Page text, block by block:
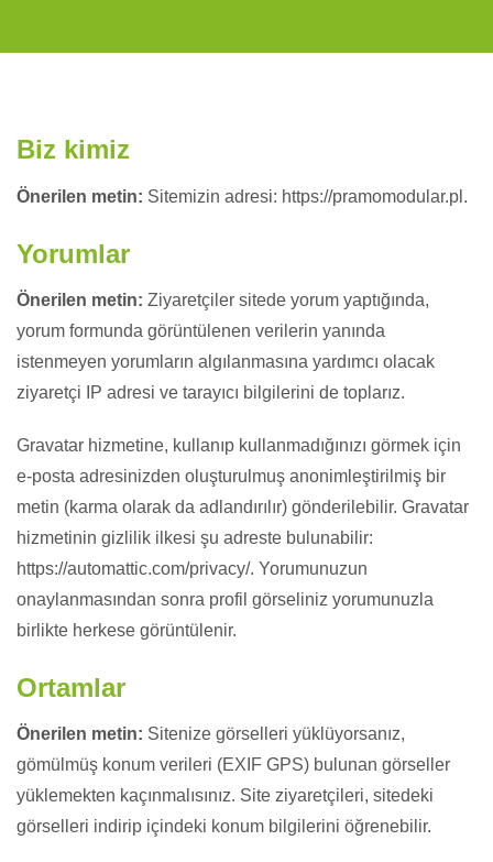
Biz kimiz
Önerilen metin: Sitemizin adresi: https://pramomodular.pl.
Yorumlar
Önerilen metin: Ziyaretçiler sitede yorum yaptığında,
yorum formunda görüntülenen verilerin yanında
istenmeyen yorumların algılanmasına yardımcı olacak
ziyaretçi IP adresi ve tarayıcı bilgilerini de toplarız.
Gravatar hizmetine, kullanıp kullanmadığınızı görmek için
e-posta adresinizden oluşturulmuş anonimleştirilmiş bir
metin (karma olarak da adlandırılır) gönderilebilir. Gravatar
hizmetinin gizlilik ilkesi şu adreste bulunabilir:
https://automattic.com/privacy/. Yorumunuzun
onaylanmasından sonra profil görseliniz yorumunuzla
birlikte herkese görüntülenir.
Ortamlar
Önerilen metin: Sitenize görselleri yüklüyorsanız,
gömülmüş konum verileri (EXIF GPS) bulunan görseller
yüklemekten kaçınmalısınız. Site ziyaretçileri, sitedeki
görselleri indirip içindeki konum bilgilerini öğrenebilir.